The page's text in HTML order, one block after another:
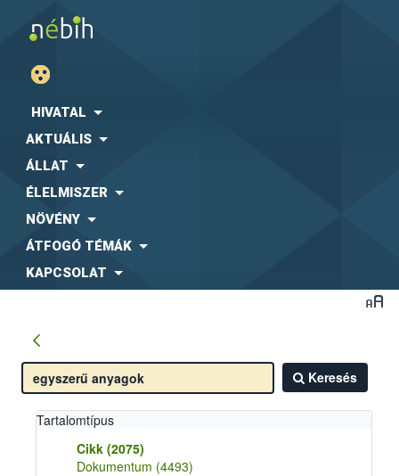
HIVATAL
AKTUÁLIS
ÁLLAT
ÉLELMISZER
NÖVÉNY
ÁTFOGÓ TÉMÁK
KAPCSOLAT
Keresés
Tartalomtípus
Cikk (2075)
Dokumentum (4493)